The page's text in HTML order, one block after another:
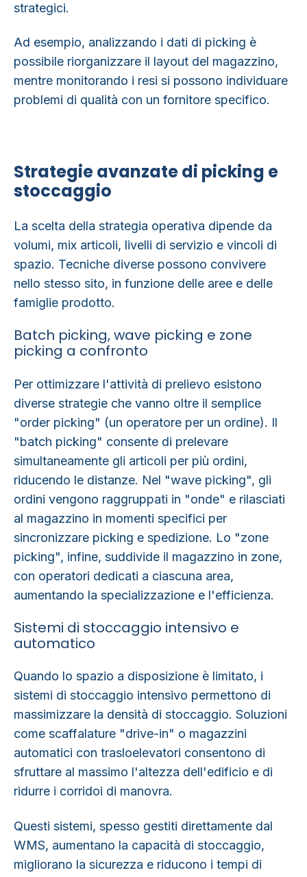
chiave per
qualità o di
descrizione del
prodotto.
strategici.
Ad esempio, analizzando i dati di picking è
possibile riorganizzare il layout del magazzino,
mentre monitorando i resi si possono individuare
problemi di qualità con un fornitore specifico.
Strategie avanzate di picking e
stoccaggio
La scelta della strategia operativa dipende da
volumi, mix articoli, livelli di servizio e vincoli di
spazio. Tecniche diverse possono convivere
nello stesso sito, in funzione delle aree e delle
famiglie prodotto.
Batch picking, wave picking e zone
picking a confronto
Per ottimizzare l'attività di prelievo esistono
diverse strategie che vanno oltre il semplice
"order picking" (un operatore per un ordine). Il
"batch picking" consente di prelevare
simultaneamente gli articoli per più ordini,
riducendo le distanze. Nel "wave picking", gli
ordini vengono raggruppati in "onde" e rilasciati
al magazzino in momenti specifici per
sincronizzare picking e spedizione. Lo "zone
picking", infine, suddivide il magazzino in zone,
con operatori dedicati a ciascuna area,
aumentando la specializzazione e l'efficienza.
Sistemi di stoccaggio intensivo e
automatico
Quando lo spazio a disposizione è limitato, i
sistemi di stoccaggio intensivo permettono di
massimizzare la densità di stoccaggio. Soluzioni
come scaffalature "drive-in" o magazzini
automatici con trasloelevatori consentono di
sfruttare al massimo l'altezza dell'edificio e di
ridurre i corridoi di manovra.
Questi sistemi, spesso gestiti direttamente dal
WMS, aumentano la capacità di stoccaggio,
migliorano la sicurezza e riducono i tempi di